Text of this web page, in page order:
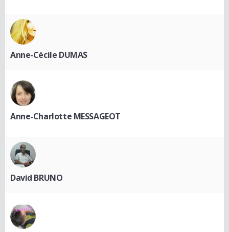
Anne-Cécile DUMAS
Anne-Charlotte MESSAGEOT
David BRUNO